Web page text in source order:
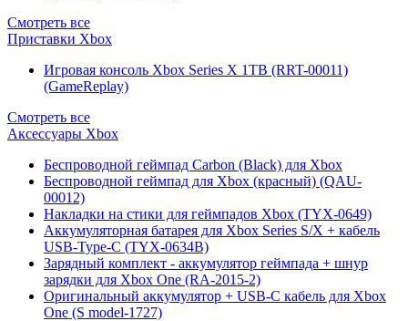
Смотреть все
Приставки Xbox
Игровая консоль Xbox Series X 1TB (RRT-00011)
(GameReplay)
Смотреть все
Аксессуары Xbox
Беспроводной геймпад Carbon (Black) для Xbox
Беспроводной геймпад для Xbox (красный) (QAU-
00012)
Накладки на стики для геймпадов Xbox (TYX-0649)
Аккумуляторная батарея для Xbox Series S/X + кабель
USB-Type-C (TYX-0634B)
Зарядный комплект - аккумулятор геймпада + шнур
зарядки для Xbox One (RA-2015-2)
Оригинальный аккумулятор + USB-C кабель для Xbox
One (S model-1727)